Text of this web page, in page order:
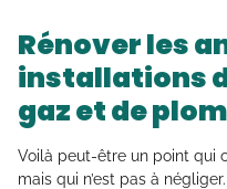
Rénover les
installations
gaz et de
Voilà peut-être un point qui
mais qui n’est pas à